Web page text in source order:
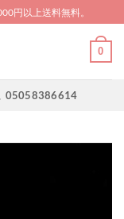
円以上送料無料。
0
05058386614